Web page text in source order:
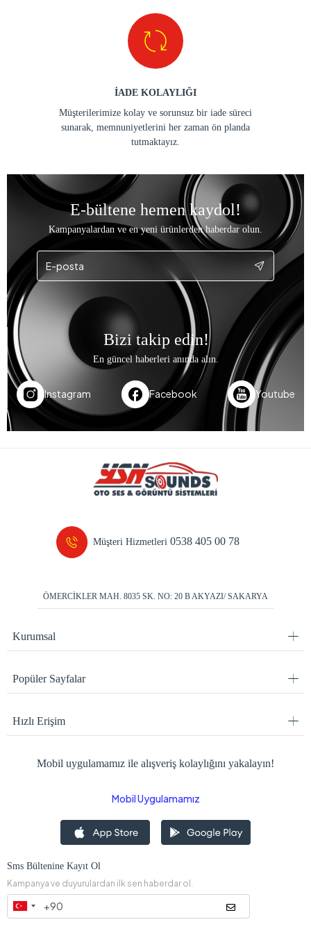
İADE KOLAYLIĞI
Müşterilerimize kolay ve sorunsuz bir iade süreci
sunarak, memnuniyetlerini her zaman ön planda
tutmaktayız.
E-bültene hemen kaydol!
Kampanyalardan ve en yeni ürünlerden haberdar olun.
Bizi takip edin!
En güncel haberleri anında alın.
Instagram Facebook Youtube
Müşteri Hizmetleri0538 405 00 78
ÖMERCİKLER MAH. 8035 SK. NO: 20 B AKYAZI/ SAKARYA
Kurumsal
Popüler Sayfalar
Hızlı Erişim
Mobil uygulamamız ile alışveriş kolaylığını yakalayın!
Mobil Uygulamamız
Sms Bültenine Kayıt Ol
Kampanya ve duyurulardan ilk sen haberdar ol.